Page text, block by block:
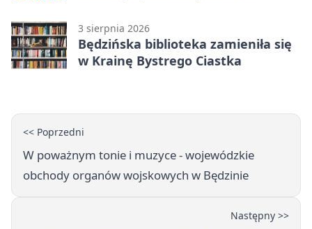
3 sierpnia 2026
Będzińska biblioteka zamieniła się
w Krainę Bystrego Ciastka
<< Poprzedni
W poważnym tonie i muzyce - wojewódzkie
obchody organów wojskowych w Będzinie
Następny >>